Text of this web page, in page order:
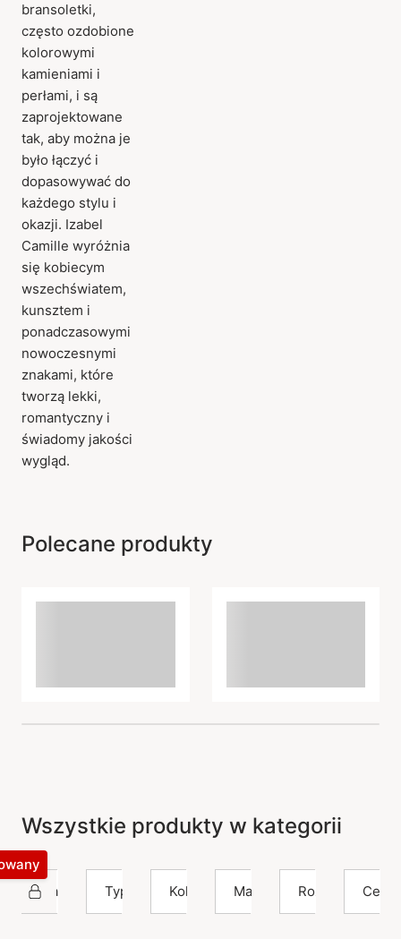
bransoletki,
często ozdobione
kolorowymi
kamieniami i
perłami, i są
zaprojektowane
tak, aby można je
było łączyć i
dopasowywać do
każdego stylu i
okazji. Izabel
Camille wyróżnia
się kobiecym
wszechświatem,
kunsztem i
ponadczasowymi
nowoczesnymi
znakami, które
tworzą lekki,
romantyczny i
świadomy jakości
wygląd.
Polecane produkty
Wszystkie produkty w kategorii
Izabel Camille
Typ
Kolor Materiał Rozmiar Cena